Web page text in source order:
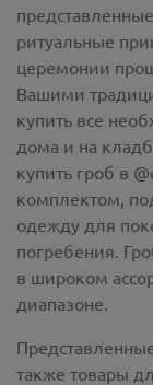
ритуальные
церемонии
Вашими
купить все
дома и на
купить гроб в
комплектом,
одежду для
погребения.
в широком
диапазоне.
также товары